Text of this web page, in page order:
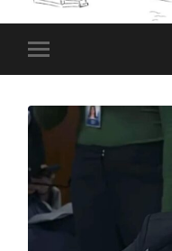
Toggle
mobile